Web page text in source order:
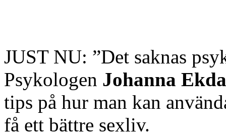
JUST NU: ”Det saknas
Psykologen Johanna
tips på hur man kan
få ett bättre sexliv.